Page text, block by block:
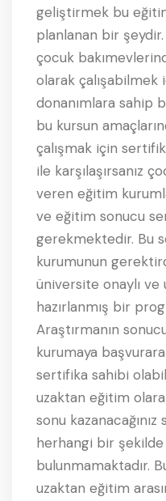
geliştirmek bu
planlanan bir
çocuk
olarak
donanımlara sahip
bu kursun
çalışmak için
ile karşılaşırsanız
veren eğitim
ve eğitim sonucu
gerekmektedir. Bu
kurumunun
üniversite onaylı ve
hazırlanmış bir
Araştırmanın
kurumaya
sertifika sahibi
uzaktan eğitim
sonu
herhangi bir
bulunmamaktadır.
uzaktan eğitim